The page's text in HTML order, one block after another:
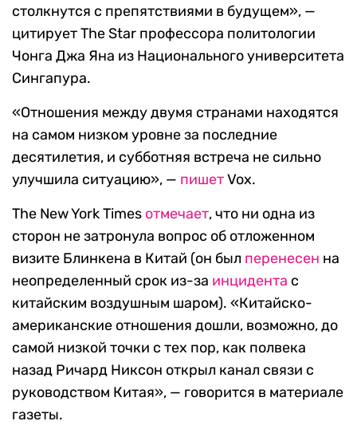
столкнутся с препятствиями в будущем», —
цитирует The Star профессора политологии
Чонга Джа Яна из Национального университета
Сингапура.
«Отношения между двумя странами находятся
на самом низком уровне за последние
десятилетия, и субботняя встреча не сильно
улучшила ситуацию», — пишетVox.
The New York Times отмечает, что ни одна из
сторон не затронула вопрос об отложенном
визите Блинкена в Китай (он был перенесен на
неопределенный срок из-за инцидента с
китайским воздушным шаром). «Китайско-
американские отношения дошли, возможно, до
самой низкой точки с тех пор, как полвека
назад Ричард Никсон открыл канал связи с
руководством Китая», — говорится в материале
газеты.